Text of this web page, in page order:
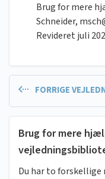
Brug for mere
Schneider,
Revideret juli
FORRIGE
Brug for mere
Du har to forskellige